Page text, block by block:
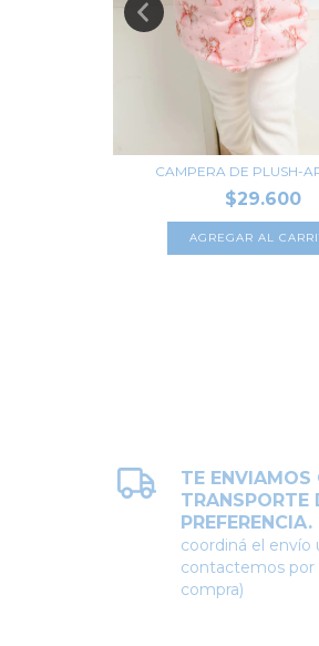
CAMPERA DE PLUSH-
$29.600
AGREGAR AL
TE ENVIAMOS
TRANSPORTE
PREFERENCIA.
coordiná el envío
contactemos por
compra)